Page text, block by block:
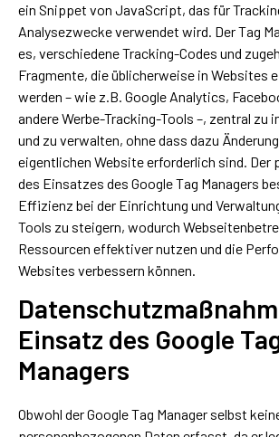
ein Snippet von JavaScript, das für
Analysezwecke verwendet wird. Der Tag
es, verschiedene Tracking-Codes und
Fragmente, die üblicherweise in Websites
werden – wie z.B. Google Analytics,
andere Werbe-Tracking-Tools –, zentral zu
und zu verwalten, ohne dass dazu
eigentlichen Website erforderlich sind. Der
des Einsatzes des Google Tag Managers
Effizienz bei der Einrichtung und
Tools zu steigern, wodurch
Ressourcen effektiver nutzen und die
Websites verbessern können.
Einsatz des Google
Managers
Obwohl der Google Tag Manager selbst